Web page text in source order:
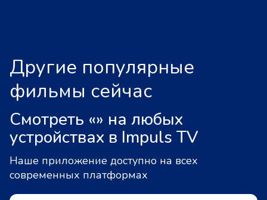
Другие популярные
фильмы сейчас
Смотреть «» на любых
устройствах в Impuls TV
Наше приложение доступно на всех
современных платформах